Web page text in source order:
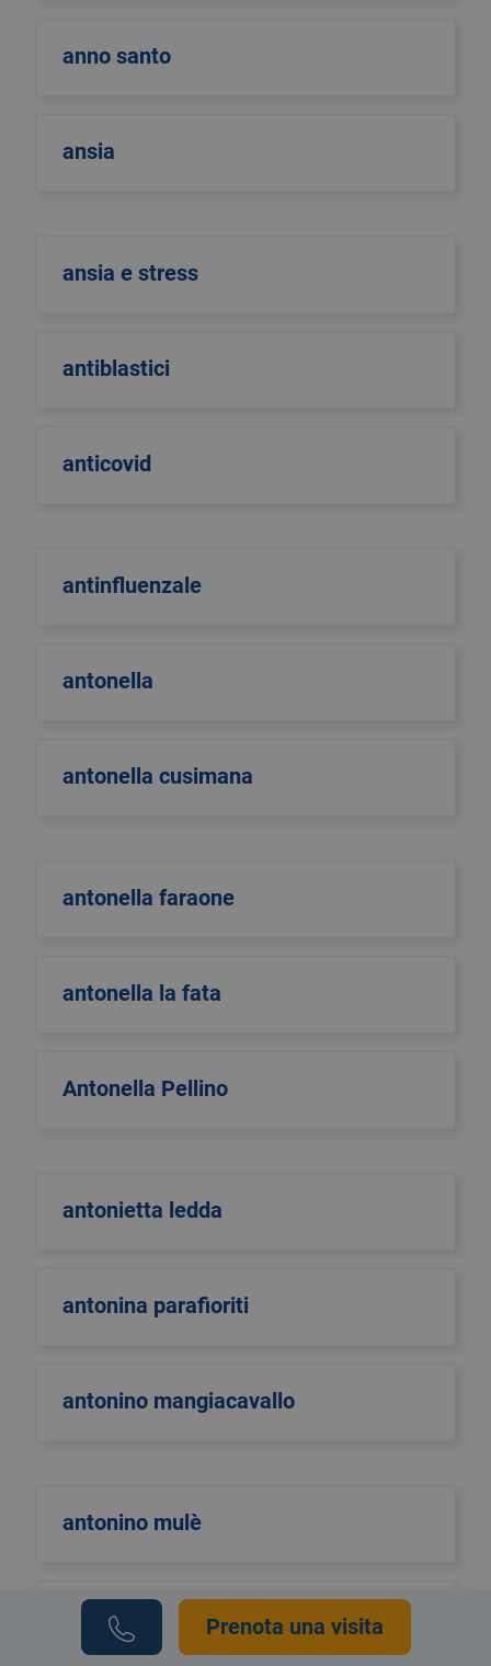
anno santo
ansia
ansia e stress
antiblastici
anticovid
antinfluenzale
antonella
antonella cusimana
antonella faraone
antonella la fata
Antonella Pellino
antonietta ledda
antonina parafioriti
antonino mangiacavallo
antonino mulè
antonio di maggioPrenota una visita